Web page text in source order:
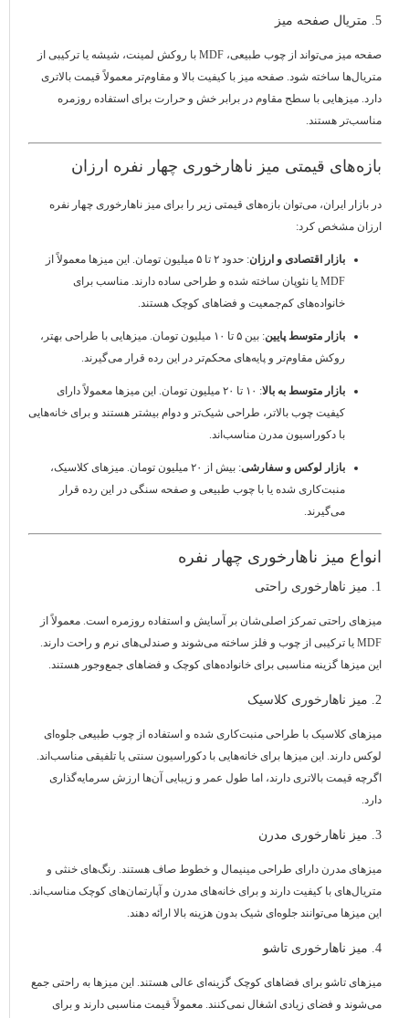
5. متریال صفحه میز
صفحه میز می‌تواند از چوب طبیعی، MDF با روکش لمینت، شیشه یا ترکیبی از
متریال‌ها ساخته شود. صفحه میز با کیفیت بالا و مقاوم‌تر معمولاً قیمت بالاتری
دارد. میزهایی با سطح مقاوم در برابر خش و حرارت برای استفاده روزمره
مناسب‌تر هستند.
بازه‌های قیمتی میز ناهارخوری چهار نفره ارزان
در بازار ایران، می‌توان بازه‌های قیمتی زیر را برای میز ناهارخوری چهار نفره
ارزان مشخص کرد:
بازار اقتصادی و ارزان
: حدود ۲ تا ۵ میلیون تومان. این میزها معمولاً از
MDF یا نئوپان ساخته شده و طراحی ساده دارند. مناسب برای
خانواده‌های کم‌جمعیت و فضاهای کوچک هستند.
بازار متوسط پایین
: بین ۵ تا ۱۰ میلیون تومان. میزهایی با طراحی بهتر،
روکش مقاوم‌تر و پایه‌های محکم‌تر در این رده قرار می‌گیرند.
بازار متوسط به بالا
: ۱۰ تا ۲۰ میلیون تومان. این میزها معمولاً دارای
کیفیت چوب بالاتر، طراحی شیک‌تر و دوام بیشتر هستند و برای خانه‌هایی
با دکوراسیون مدرن مناسب‌اند.
بازار لوکس و سفارشی
: بیش از ۲۰ میلیون تومان. میزهای کلاسیک،
منبت‌کاری شده یا با چوب طبیعی و صفحه سنگی در این رده قرار
می‌گیرند.
انواع میز ناهارخوری چهار نفره
1. میز ناهارخوری راحتی
میزهای راحتی تمرکز اصلی‌شان بر آسایش و استفاده روزمره است. معمولاً از
MDF یا ترکیبی از چوب و فلز ساخته می‌شوند و صندلی‌های نرم و راحت دارند.
این میزها گزینه مناسبی برای خانواده‌های کوچک و فضاهای جمع‌وجور هستند.
2. میز ناهارخوری کلاسیک
میزهای کلاسیک با طراحی منبت‌کاری شده و استفاده از چوب طبیعی جلوه‌ای
لوکس دارند. این میزها برای خانه‌هایی با دکوراسیون سنتی یا تلفیقی مناسب‌اند.
اگرچه قیمت بالاتری دارند، اما طول عمر و زیبایی آن‌ها ارزش سرمایه‌گذاری
دارد.
3. میز ناهارخوری مدرن
میزهای مدرن دارای طراحی مینیمال و خطوط صاف هستند. رنگ‌های خنثی و
متریال‌های با کیفیت دارند و برای خانه‌های مدرن و آپارتمان‌های کوچک مناسب‌اند.
این میزها می‌توانند جلوه‌ای شیک بدون هزینه بالا ارائه دهند.
4. میز ناهارخوری تاشو
میزهای تاشو برای فضاهای کوچک گزینه‌ای عالی هستند. این میزها به راحتی جمع
می‌شوند و فضای زیادی اشغال نمی‌کنند. معمولاً قیمت مناسبی دارند و برای